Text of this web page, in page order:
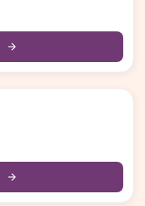
arrow_forward
arrow_forward